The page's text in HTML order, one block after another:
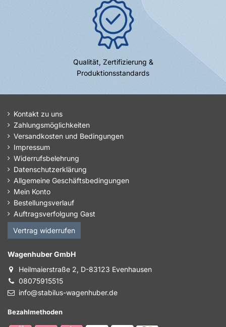
Qualität, Zertifizierung &
Produktionsstandards
Kontakt zu uns
Zahlungsmöglichkeiten
Versandkosten und Bedingungen
Impressum
Widerrufsbelehrung
Datenschutzerklärung
Allgemeine Geschäftsbedingungen
Mein Konto
Bestellungsverlauf
Auftragsverfolgung Gast
Vertrag widerrufen
Wagenhuber GmbH
Heilmaierstraße 2, D-83123 Evenhausen
08075915515
info@stabilus-wagenhuber.de
Bezahlmethoden